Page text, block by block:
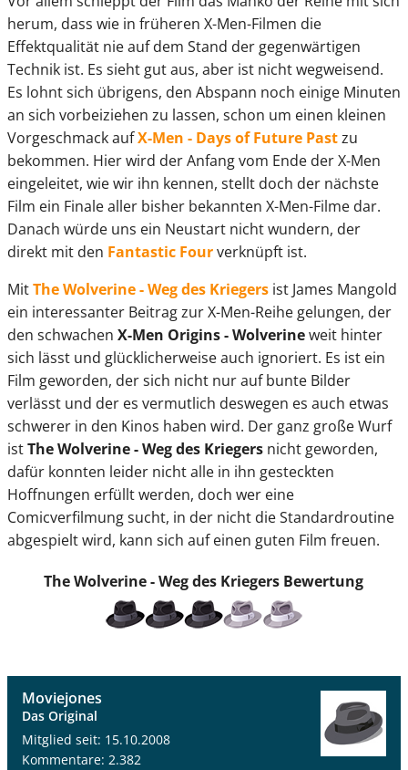
herum, dass wie in früheren X-Men-Filmen die
Effektqualität nie auf dem Stand der gegenwärtigen
Technik ist. Es sieht gut aus, aber ist nicht wegweisend.
Es lohnt sich übrigens, den Abspann noch einige Minuten
an sich vorbeiziehen zu lassen, schon um einen kleinen
Vorgeschmack aufX-Men - Days of Future Pastzu
bekommen. Hier wird der Anfang vom Ende der X-Men
eingeleitet, wie wir ihn kennen, stellt doch der nächste
Film ein Finale aller bisher bekannten X-Men-Filme dar.
Danach würde uns ein Neustart nicht wundern, der
direkt mit den Fantastic Fourverknüpft ist.
MitThe Wolverine - Weg des Kriegers ist James Mangold
ein interessanter Beitrag zur X-Men-Reihe gelungen, der
den schwachen X-Men Origins - Wolverineweit hinter
sich lässt und glücklicherweise auch ignoriert. Es ist ein
Film geworden, der sich nicht nur auf bunte Bilder
verlässt und der es vermutlich deswegen es auch etwas
schwerer in den Kinos haben wird. Der ganz große Wurf
istThe Wolverine - Weg des Kriegers nicht geworden,
dafür konnten leider nicht alle in ihn gesteckten
Hoffnungen erfüllt werden, doch wer eine
Comicverfilmung sucht, in der nicht die Standardroutine
abgespielt wird, kann sich auf einen guten Film freuen.
The Wolverine - Weg des Kriegers Bewertung
Moviejones
Das Original
Mitglied seit: 15.10.2008
Kommentare: 2.382